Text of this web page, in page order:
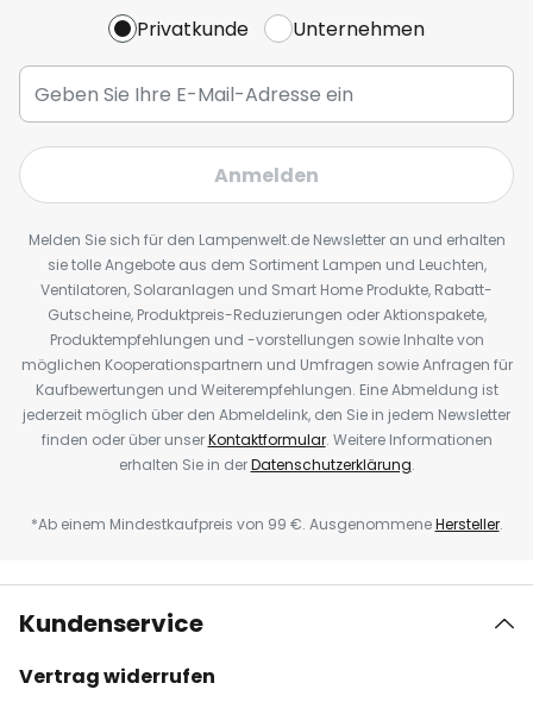
Privatkunde Unternehmen
Anmelden
Melden Sie sich für den Lampenwelt.de Newsletter an und erhalten
sie tolle Angebote aus dem Sortiment Lampen und Leuchten,
Ventilatoren, Solaranlagen und Smart Home Produkte, Rabatt-
Gutscheine, Produktpreis-Reduzierungen oder Aktionspakete,
Produktempfehlungen und -vorstellungen sowie Inhalte von
möglichen Kooperationspartnern und Umfragen sowie Anfragen für
Kaufbewertungen und Weiterempfehlungen. Eine Abmeldung ist
jederzeit möglich über den Abmeldelink, den Sie in jedem Newsletter
finden oder über unserKontaktformular. Weitere Informationen
erhalten Sie in derDatenschutzerklärung.
*Ab einem Mindestkaufpreis von 99 €. AusgenommeneHersteller.
Kundenservice
Vertrag widerrufen